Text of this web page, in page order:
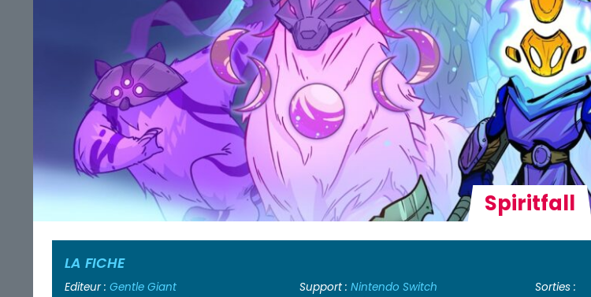
Spiritfall
LA FICHE
Editeur : Gentle Giant
Support :Nintendo Switch
Sorties :